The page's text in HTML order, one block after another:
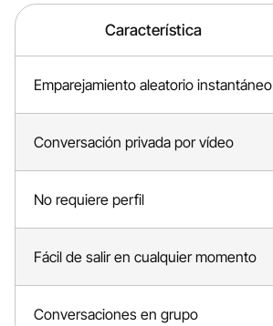
Característica
Emparejamiento aleatorio instantáneo
Conversación privada por vídeo
No requiere perfil
Fácil de salir en cualquier momento
Conversaciones en grupo